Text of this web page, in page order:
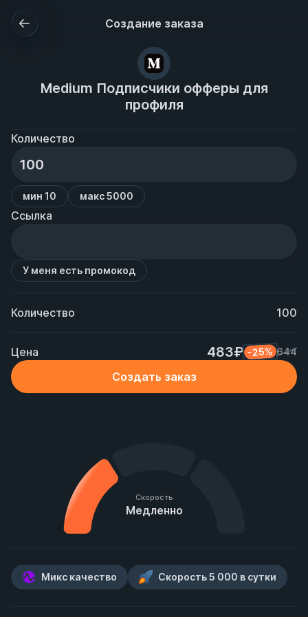
Создание заказа
Medium Подписчики офферы для
профиля
Количество
мин 10 макс 5000
Ссылка
У меня есть промокод
Количество 100
Цена 483₽ -25% 644
Создать заказ
Скорость
Медленно
Микс качество Скорость 5 000 в сутки